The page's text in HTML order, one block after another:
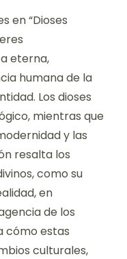
en “Dioses
eterna,
humana de la
Los dioses
mientras que
y las
resalta los
como su
en
de los
cómo estas
culturales,